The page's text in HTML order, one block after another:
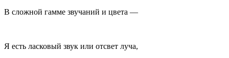
В сложной гамме звучаний и цвета —
Я есть ласковый звук или отсвет луча,